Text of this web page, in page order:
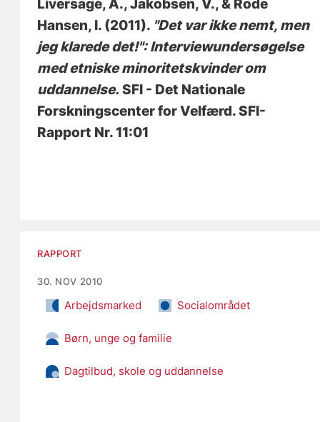
Liversage, A., Jakobsen, V., & Rode
Hansen, I. (2011). "Det var ikke nemt, men
jeg klarede det!": Interviewundersøgelse
med etniske minoritetskvinder om
uddannelse. SFI - Det Nationale
Forskningscenter for Velfærd. SFI-
Rapport Nr. 11:01
RAPPORT
30. NOV 2010
Arbejdsmarked Socialområdet
Børn, unge og familie
Dagtilbud, skole og uddannelse